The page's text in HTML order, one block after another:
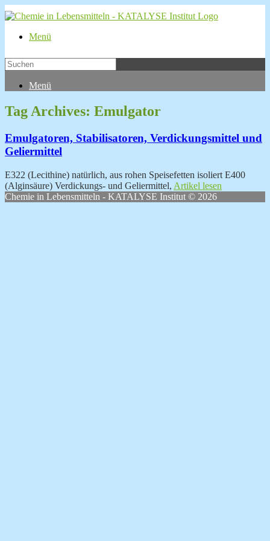
Menü
Menü
Tag Archives: Emulgator
Emulgatoren, Stabilisatoren, Verdickungsmittel und
Geliermittel
E322 (Lecithine) natürlich, aus rohen Speisefetten isoliert E400
(Alginsäure) Verdickungs- und Geliermittel, Artikel lesen
Chemie in Lebensmitteln - KATALYSE Institut © 2026